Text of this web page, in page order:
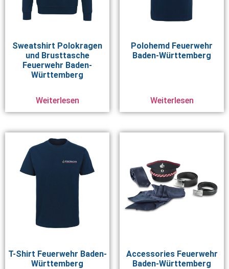
Sweatshirt Polokragen
und Brusttasche
Feuerwehr Baden-
Württemberg
Weiterlesen
Polohemd Feuerwehr
Baden-Württemberg
Weiterlesen
T-Shirt Feuerwehr Baden-
Württemberg
Accessories Feuerwehr
Baden-Württemberg